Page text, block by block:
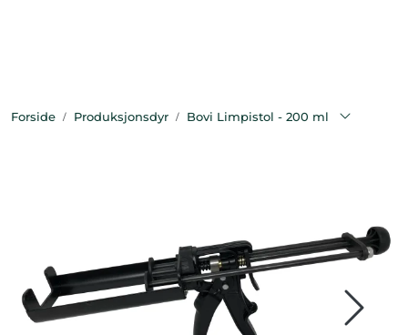
Forside Produksjonsdyr Bovi Limpistol - 200 ml
Diagnostikk
Instrumenter
Klinikkutstyr